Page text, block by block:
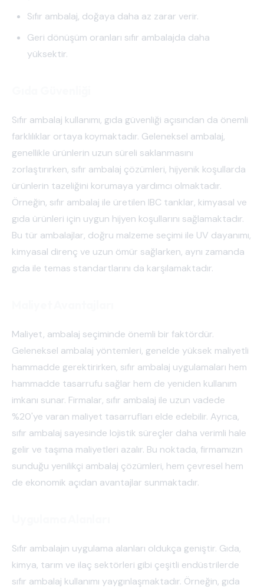
Sıfır ambalaj, doğaya daha az zarar verir.
Geri dönüşüm oranları sıfır ambalajda daha
yüksektir.
Sıfır ambalaj kullanımı, gıda güvenliği açısından da önemli
farklılıklar ortaya koymaktadır. Geleneksel ambalaj,
genellikle ürünlerin uzun süreli saklanmasını
zorlaştırırken, sıfır ambalaj çözümleri, hijyenik koşullarda
ürünlerin tazeliğini korumaya yardımcı olmaktadır.
Örneğin, sıfır ambalaj ile üretilen IBC tanklar, kimyasal ve
gıda ürünleri için uygun hijyen koşullarını sağlamaktadır.
Bu tür ambalajlar, doğru malzeme seçimi ile UV dayanımı,
kimyasal direnç ve uzun ömür sağlarken, aynı zamanda
gıda ile temas standartlarını da karşılamaktadır.
Maliyet, ambalaj seçiminde önemli bir faktördür.
Geleneksel ambalaj yöntemleri, genelde yüksek maliyetli
hammadde gerektirirken, sıfır ambalaj uygulamaları hem
hammadde tasarrufu sağlar hem de yeniden kullanım
imkanı sunar. Firmalar, sıfır ambalaj ile uzun vadede
%20'ye varan maliyet tasarrufları elde edebilir. Ayrıca,
sıfır ambalaj sayesinde lojistik süreçler daha verimli hale
gelir ve taşıma maliyetleri azalır. Bu noktada, firmamızın
sunduğu yenilikçi ambalaj çözümleri, hem çevresel hem
de ekonomik açıdan avantajlar sunmaktadır.
Sıfır ambalajın uygulama alanları oldukça geniştir. Gıda,
kimya, tarım ve ilaç sektörleri gibi çeşitli endüstrilerde
sıfır ambalaj kullanımı yaygınlaşmaktadır. Örneğin, gıda